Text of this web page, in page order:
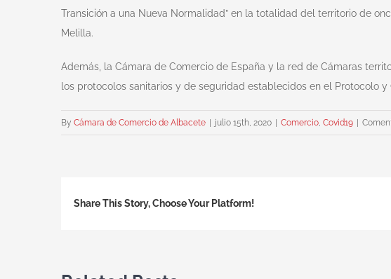
Transición a una Nueva Normalidad” en la totalidad del territorio de
Melilla.
Además, la Cámara de Comercio de España y la red de Cámaras
los protocolos sanitarios y de seguridad establecidos en el Protocolo
By Cámara de Comercio de Albacete | julio 15th, 2020 | Comercio, Covid19 |
Share This Story, Choose Your Platform!